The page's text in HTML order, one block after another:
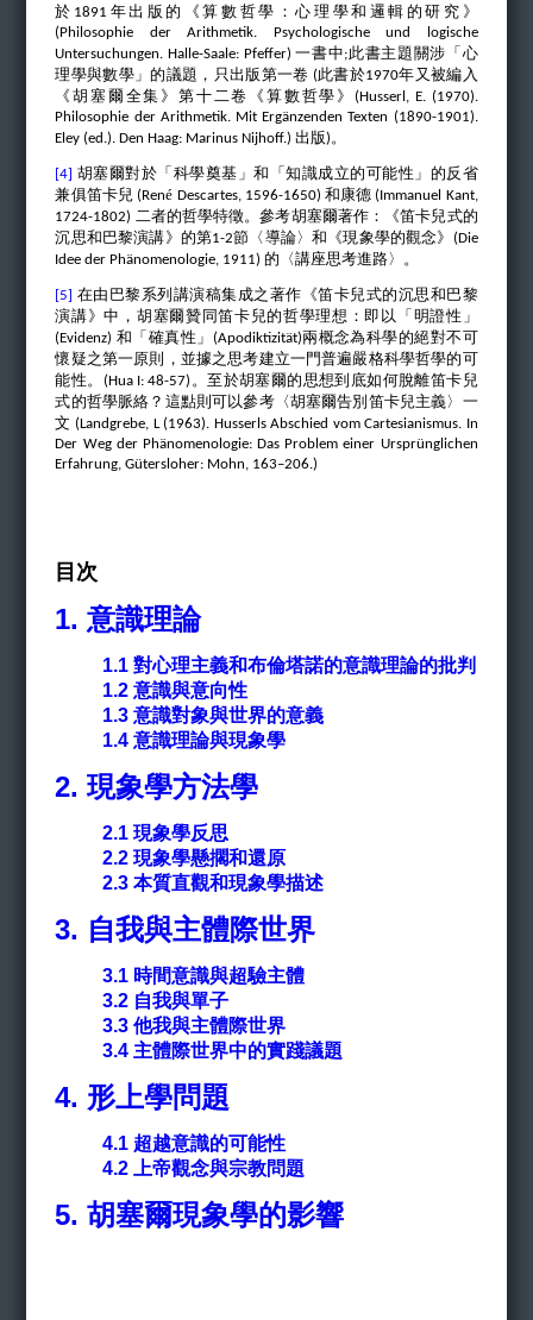
於 1891 年出版的《算數哲學：心理學和邏輯的研究》
(Philosophie der Arithmetik. Psychologische und logische
Untersuchungen. Halle-Saale: Pfeffer)一書中;此書主題關涉「心
理學與數學」的議題，只出版第一卷 (此書於1970年又被編入
《胡塞爾全集》第十二卷《算數哲學》
(Husserl, E. (1970).
Philosophie der Arithmetik. Mit Ergänzenden Texten (1890-1901).
Eley (ed.). Den Haag: Marinus Nijhoff.)出版)。
[4] 胡塞爾對於「科學奠基」和「知識成立的可能性」的反省
兼俱笛卡兒 (René Descartes, 1596-1650) 和康德 (Immanuel Kant,
1724-1802) 二者的哲學特徵。參考胡塞爾著作：《笛卡兒式的
沉思和巴黎演講》的第1-2節〈導論〉和《現象學的觀念》
(Die
Idee der Phänomenologie, 1911)的〈講座思考進路〉。
[5] 在由巴黎系列講演稿集成之著作《笛卡兒式的沉思和巴黎
演講》中，胡塞爾贊同笛卡兒的哲學理想：即以「明證性」
(Evidenz) 和「確真性」 (Apodiktizität)兩概念為科學的絕對不可
懷疑之第一原則，並據之思考建立一門普遍嚴格科學哲學的可
能性。
(Hua I: 48-57) 。至於胡塞爾的思想到底如何脫離笛卡兒
式的哲學脈絡？這點則可以參考〈胡塞爾告別笛卡兒主義〉一
文 (Landgrebe, L (1963). Husserls Abschied vom Cartesianismus. In
Der Weg der Phänomenologie: Das Problem einer Ursprünglichen
Erfahrung, Gütersloher: Mohn, 163–206.)
目次
1. 意識理論
1.1 對心理主義和布倫塔諾的意識理論的批判
1.2 意識與意向性
1.3 意識對象與世界的意義
1.4 意識理論與現象學
2. 現象學方法學
2.1現象學反思
2.2 現象學懸擱和還原
2.3 本質直觀和現象學描述
3. 自我與主體際世界
3.1 時間意識與超驗主體
3.2 自我與單子
3.3 他我與主體際世界
3.4 主體際世界中的實踐議題
4. 形上學問題
4.1 超越意識的可能性
4.2 上帝觀念與宗教問題
5.胡塞爾現象學的影響